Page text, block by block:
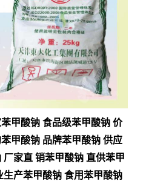
甲酸钠 食品级苯甲酸钠 价
甲酸钠 品牌苯甲酸钠 供应
家直 销苯甲酸钠 直供苯甲
生产苯甲酸钠 食用苯甲酸钠